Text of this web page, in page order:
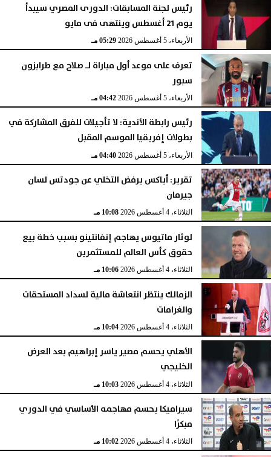
رئيس لجنة المسابقات: الدورى المصري سيبدأ
يوم 21 أغسطس وينتهى فى مايو
الأربعاء، 5 أغسطس 2026 05:29 مـ
تعرف على موعد أول مباراة لـ صلاح مع طرابزون
سبور
الأربعاء، 5 أغسطس 2026 04:42 مـ
رئيس رابطة الأندية: لا تأجيلات للفرق المشاركة في
بطولات إفريقيا الموسم المقبل
الأربعاء، 5 أغسطس 2026 04:40 مـ
تقرير: أياكس يرفض التخلي عن جودتس لسان
جيرمان
الثلاثاء، 4 أغسطس 2026 10:08 مـ
لوثار ماتيوس يهاجم إنفانتينو بسبب خطة بيع
حقوق كأس العالم للمستثمرين
الثلاثاء، 4 أغسطس 2026 10:06 مـ
الزمالك ينتظر انتعاشة مالية لسداد المستحقات
والغرامات
الثلاثاء، 4 أغسطس 2026 10:04 مـ
الأهلي يحسم مصير ياسر إبراهيم بعد العرض
الخليجي
الثلاثاء، 4 أغسطس 2026 10:03 مـ
سيراميكا يحسم مهاجمه الأساسي في الدوري
مبكرًا
الثلاثاء، 4 أغسطس 2026 10:02 مـ